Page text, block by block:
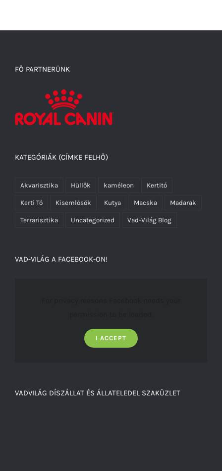
FŐ PARTNERÜNK
KATEGÓRIÁK (CÍMKE FELHŐ)
Akvarisztika Hüllők kaméleon Kertitó
Kerti Tó Kisemlősök Kutya Macska Madarak
Terrarisztika Uncategorized Vad-Világ Blog
VAD-VILÁG A FACEBOOK-ON!
I ACCEPT
VADVILÁG DÍSZÁLLAT ÉS ÁLLATELEDEL SZAKÜZLET